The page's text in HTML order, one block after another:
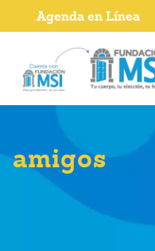
amigos
Agenda en Línea